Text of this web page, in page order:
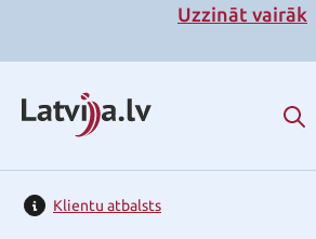
Uzzināt vairāk
Klientu atbalsts